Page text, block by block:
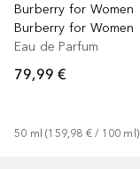
Burberry for Women
Burberry for Women
Eau de Parfum
79,99 €
50 ml (159,98 € / 100 ml)